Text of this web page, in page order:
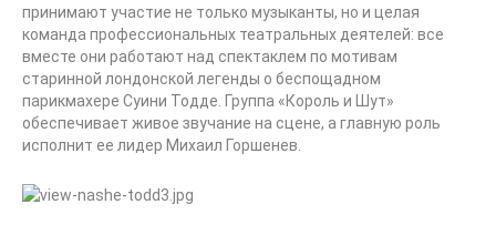
принимают участие не только музыканты, но и целая
команда профессиональных театральных деятелей: все
вместе они работают над спектаклем по мотивам
старинной лондонской легенды о беспощадном
парикмахере Суини Тодде. Группа «Король и Шут»
обеспечивает живое звучание на сцене, а главную роль
исполнит ее лидер Михаил Горшенев.